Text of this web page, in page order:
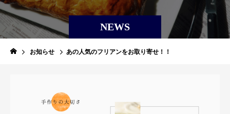
NEWS
お知らせ あの人気のフリアンをお取り寄せ！！